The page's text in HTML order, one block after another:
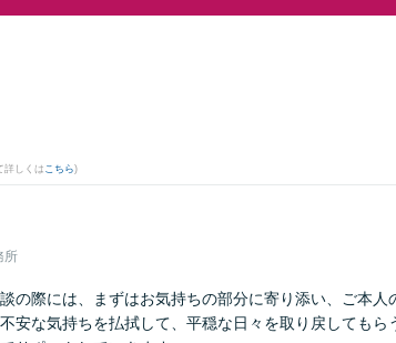
詳しくは こちら)
所
談の際には、まずはお気持ちの部分に寄り添い、ご本
安な気持ちを払拭して、平穏な日々を取り戻してもら